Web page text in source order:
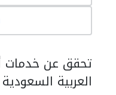
تحقق عن خدمات
العربية السعودية